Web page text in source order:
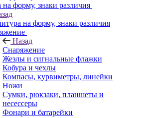
форму, знаки различия
на форму, знаки различия
Назад
Снаряжение
Жезлы и сигнальные флажки
Кобура и чехлы
Компасы, курвиметры, линейки
Ножи
Сумки, рюкзаки, планшеты и
несессеры
Фонари и батарейки